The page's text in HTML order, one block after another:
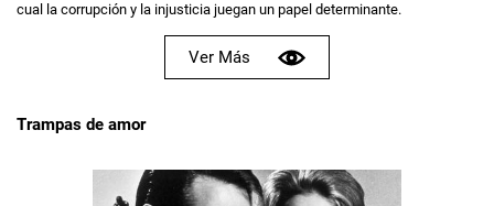
cual la corrupción y la injusticia juegan un papel determinante.
Ver Más
Trampas de amor